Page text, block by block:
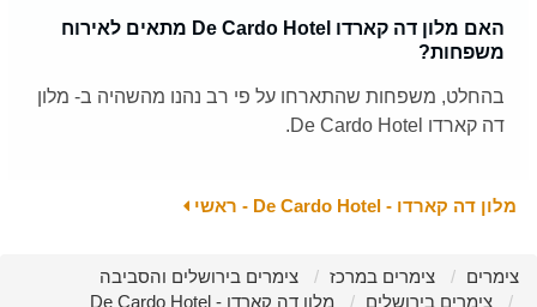
האם מלון דה קארדו De Cardo Hotel מתאים לאירוח
משפחות?
בהחלט, משפחות שהתארחו על פי רב נהנו מהשהיה ב- מלון
דה קארדו De Cardo Hotel.
מלון דה קארדו - De Cardo Hotel - ראשי
צימרים צימרים במרכז
צימרים בירושלים והסביבה
צימרים בירושלים
מלון דה קארדו - De Cardo Hotel